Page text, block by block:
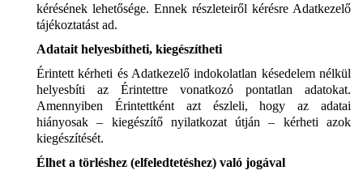
kérésének lehetősége. Ennek részleteiről kérésre Adatkezelő
tájékoztatást ad.
Adatait helyesbítheti, kiegészítheti
Érintett kérheti és Adatkezelő indokolatlan késedelem nélkül
helyesbíti az Érintettre vonatkozó pontatlan adatokat.
Amennyiben Érintettként azt észleli, hogy az adatai
hiányosak – kiegészítő nyilatkozat útján – kérheti azok
kiegészítését.
Élhet a törléshez (elfeledtetéshez) való jogával